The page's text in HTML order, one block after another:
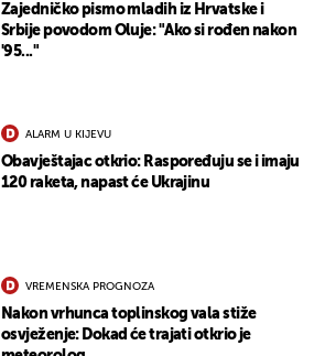
Zajedničko pismo mladih iz Hrvatske i
Srbije povodom Oluje: "Ako si rođen nakon
'95..."
ALARM U KIJEVU
Obavještajac otkrio: Raspoređuju se i imaju
120 raketa, napast će Ukrajinu
VREMENSKA PROGNOZA
Nakon vrhunca toplinskog vala stiže
osvježenje: Dokad će trajati otkrio je